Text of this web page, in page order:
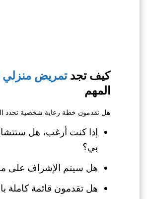
كيف تجدتمريض منزلي
المهم
هل تقدمون خطة رعاية شخصية تحدد
إذا كنت أرغب، هل
بي؟
هل سيتم الإشراف على
هل تقدمون قائمة كاملة